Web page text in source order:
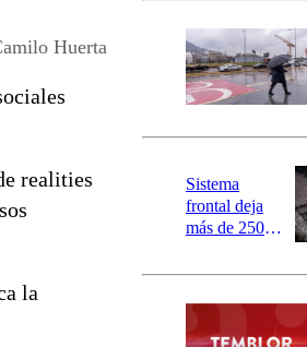
Huerta
realities
la
río Damas:
activa
mensajería
SAE
Sistema
frontal deja
más de 250
y 317
aisladas entre
Valparaíso y